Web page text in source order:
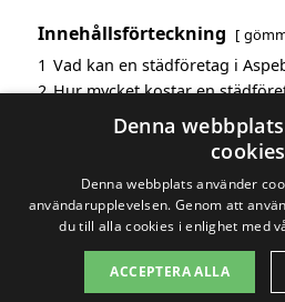
Innehållsförteckning
1 Vad kan en städföretag i
2 Hur mycket kostar en
Fördelar med att välja
Sök efter en skicklig
Copyright 2026 -
Denna
cookies
Denna webbplats använder
användarupplevelsen. Genom att
du till alla cookies i enlighet med
ACCEPTERA ALLA